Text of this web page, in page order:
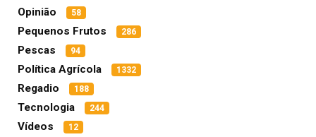
Opinião 58
Pequenos Frutos 286
Pescas 94
Política Agrícola 1332
Regadio 188
Tecnologia 244
Vídeos 12